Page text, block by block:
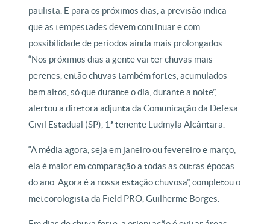
paulista. E para os próximos dias, a previsão indica
que as tempestades devem continuar e com
possibilidade de períodos ainda mais prolongados.
“Nos próximos dias a gente vai ter chuvas mais
perenes, então chuvas também fortes, acumulados
bem altos, só que durante o dia, durante a noite”,
alertou a diretora adjunta da Comunicação da Defesa
Civil Estadual (SP), 1ª tenente Ludmyla Alcântara.
“A média agora, seja em janeiro ou fevereiro e março,
ela é maior em comparação a todas as outras épocas
do ano. Agora é a nossa estação chuvosa”, completou o
meteorologista da Field PRO, Guilherme Borges.